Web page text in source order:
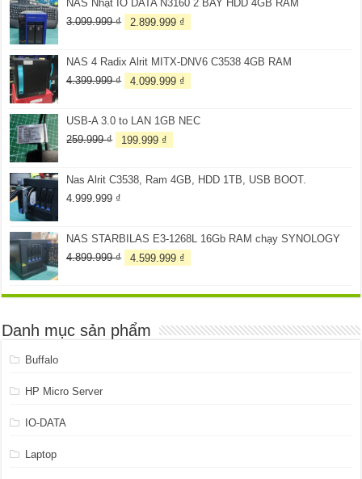
NAS Nhật IO DATA N3160 2 BAY HDD 4GB RAM
3.099.999₫
Giá
3.099.999 ₫.
2.899.999 ₫
là:
NAS 4 Radix Alrit MITX-DNV6 C3538 4GB RAM
4.399.999₫
Giá
4.399.999 ₫.
4.099.999 ₫
là:
USB-A 3.0 to LAN 1GB NEC
259.999₫
Giá
259.999 ₫.
199.999 ₫
là:
Nas Alrit C3538, Ram 4GB, HDD 1TB, USB BOOT.
4.999.999 ₫
NAS STARBILAS E3-1268L 16Gb RAM chạy SYNOLOGY
4.899.999₫
Giá
4.899.999 ₫.
4.599.999 ₫
là:
Danh mục sản phẩm
Buffalo
HP Micro Server
IO-DATA
Laptop